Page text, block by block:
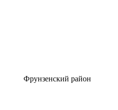
Фрунзенский район